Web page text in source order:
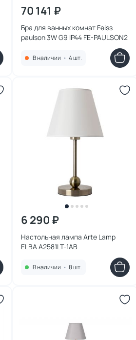
70 141 ₽
Бра для ванных комнат Feiss
paulson 3W G9 IP44 FE-PAULSON2
В наличии • 4 шт.
6 290 ₽
Настольная лампа Arte Lamp
ELBA A2581LT-1AB
В наличии • 8 шт.